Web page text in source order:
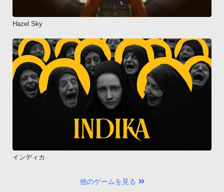
Hazel Sky
インディカ
他のゲームを見る